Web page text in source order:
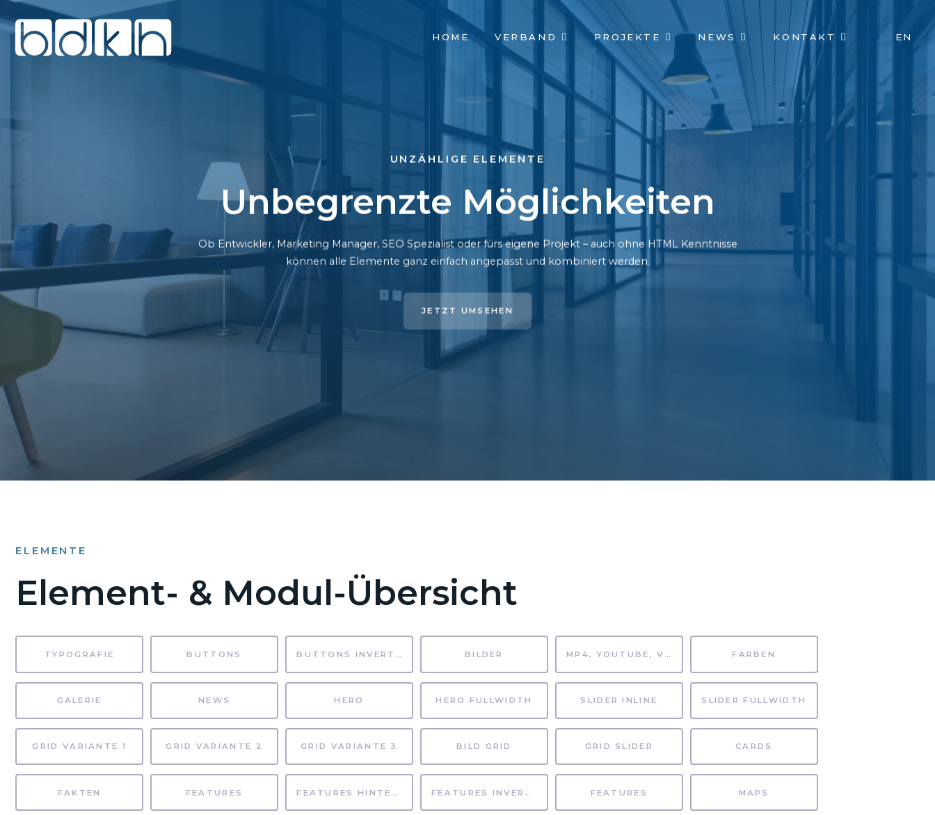
NAVIGATION
ÜBERSPRINGEN
HOME VERBAND PROJEKTE NEWS KONTAKT EN
UNZÄHLIGE ELEMENTE
Unbegrenzte Möglichkeiten
Ob Entwickler, Marketing Manager, SEO Spezialist oder fürs eigene Projekt – auch ohne HTML Kenntnisse
können alle Elemente ganz einfach angepasst und kombiniert werden.
JETZT UMSEHEN
ELEMENTE
Element- & Modul-Übersicht
TYPOGRAFIE BUTTONS BUTTONS INVERTIERT BILDER MP4, YOUTUBE, VIMEO FARBEN
GALERIE NEWS HERO HERO FULLWIDTH SLIDER INLINE SLIDER FULLWIDTH
GRID VARIANTE 1 GRID VARIANTE 2 GRID VARIANTE 3 BILD GRID GRID SLIDER CARDS
FAKTEN FEATURES FEATURES HINTERGRUND FEATURES INVERTIERT FEATURES MAPS